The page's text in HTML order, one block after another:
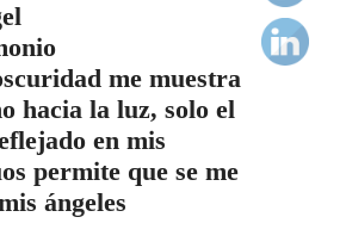
me muestra
hacia la luz, solo el
en mis
permite que se me
ángeles